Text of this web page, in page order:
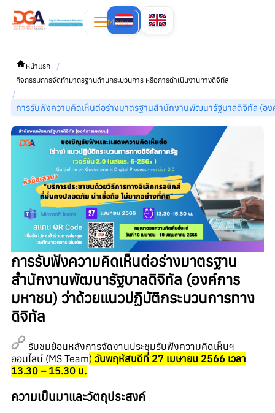
Menu
หน้าแรก /
กิจกรรมการจัดทำมาตรฐานด้านกระบวนการ หรือการดำเนินงานทางดิจิทัล
/
การรับฟังความคิดเห็นต่อร่างมาตรฐานสำนักงานพัฒนารัฐบาลดิจิทัล (อ
การรับฟังความคิดเห็นต่อร่างมาตรฐาน
สำนักงานพัฒนารัฐบาลดิจิทัล (องค์การ
มหาชน) ว่าด้วยแนวปฏิบัติกระบวนการทาง
ดิจิทัล
รับชมย้อนหลังการจัดงานประชุมรับฟังความคิดเห็นฯ
ออนไลน์ (MS Team) วันพฤหัสบดีที่ 27 เมษายน 2566 เวลา
13.30 – 15.30 น.
ความเป็นมาและวัตถุประสงค์